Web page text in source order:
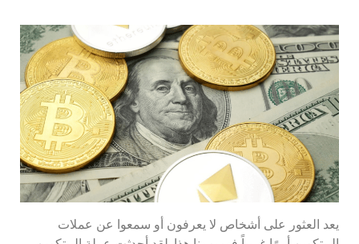
يعد العثور على أشخاص لا يعرفون أو سمعوا عن عملات